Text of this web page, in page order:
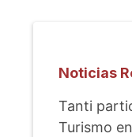
Noticias
Tanti
Turismo